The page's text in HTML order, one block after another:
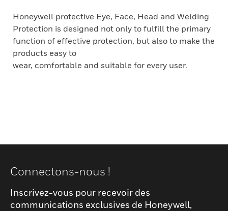
Honeywell protective Eye, Face, Head and Welding
Protection is designed not only to fulfill the primary
function of effective protection, but also to make the
products easy to
wear, comfortable and suitable for every user.
Connectons-nous !
Inscrivez-vous pour recevoir des
communications exclusives de Honeywell,